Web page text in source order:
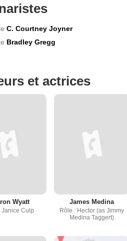
C. Courtney Joyner
Bradley Gregg
et actrices
Wyatt
Janice Culp
James Medina
Rôle : Hector (as Jimmy
Medina Taggert)